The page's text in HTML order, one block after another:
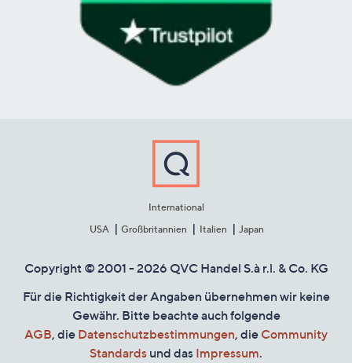
International
USA
Großbritannien Italien Japan
Copyright © 2001 - 2026 QVC Handel S.à r.l. & Co. KG
Für die Richtigkeit der Angaben übernehmen wir keine
Gewähr. Bitte beachte auch folgende
AGB, die Datenschutzbestimmungen, die Community
Standards und das Impressum.